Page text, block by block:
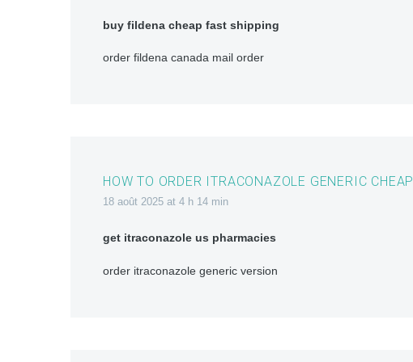
buy fildena cheap fast shipping
order fildena canada mail order
HOW TO ORDER ITRACONAZOLE GENERIC CHEAP
18 août 2025 at 4 h 14 min
get itraconazole us pharmacies
order itraconazole generic version